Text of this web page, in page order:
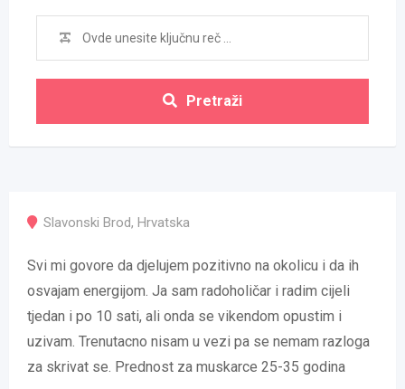
Pretraži
Slavonski Brod, Hrvatska
Svi mi govore da djelujem pozitivno na okolicu i da ih
osvajam energijom. Ja sam radoholičar i radim cijeli
tjedan i po 10 sati, ali onda se vikendom opustim i
uzivam. Trenutacno nisam u vezi pa se nemam razloga
za skrivat se. Prednost za muskarce 25-35 godina